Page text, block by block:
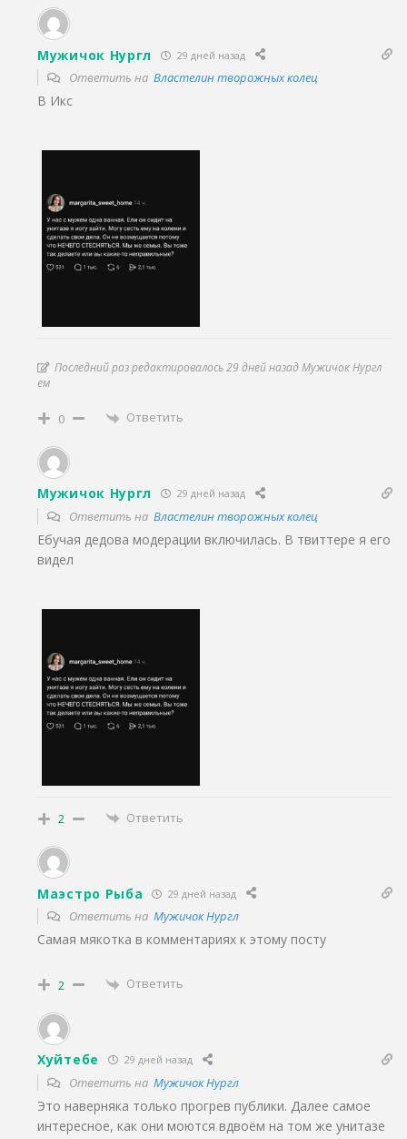
Мужичок Нургл 29 дней назад
Ответить на Властелин творожных колец
В Икс
Последний раз редактировалось 29 дней назад Мужичок Нургл
ем
0 Ответить
Мужичок Нургл 29 дней назад
Ответить на Властелин творожных колец
Ебучая дедова модерации включилась. В твиттере я его
видел
2 Ответить
Маэстро Рыба 29 дней назад
Ответить на Мужичок Нургл
Самая мякотка в комментариях к этому посту
2 Ответить
Хуйтебе 29 дней назад
Ответить на Мужичок Нургл
Это наверняка только прогрев публики. Далее самое
интересное, как они моются вдвоём на том же унитазе